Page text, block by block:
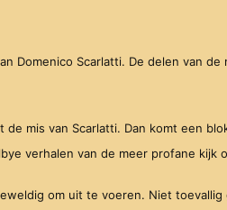
Domenico Scarlatti. De delen van
mis van Scarlatti. Dan komt een
verhalen van de meer profane kijk
om uit te voeren. Niet